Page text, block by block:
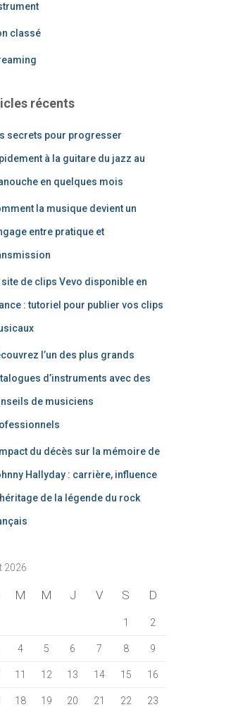
classé
récents
secrets pour progresser
à la guitare du jazz au
en quelques mois
la musique devient un
entre pratique et
site de clips Vevo disponible en
: tutoriel pour publier vos clips
l’un des plus grands
d’instruments avec des
de musiciens
du décès sur la mémoire de
Hallyday : carrière, influence
de la légende du rock
2026
M M J V S D
1 2
4 5 6 7 8 9
11 12 13 14 15 16
18 19 20 21 22 23